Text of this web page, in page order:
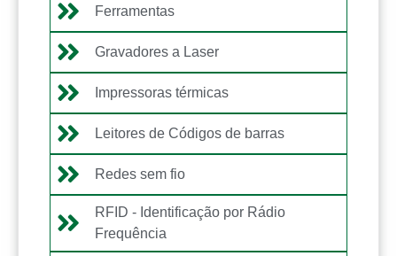
Ferramentas
Gravadores a Laser
Impressoras térmicas
Leitores de Códigos de barras
Redes sem fio
RFID - Identificação por Rádio
Frequência